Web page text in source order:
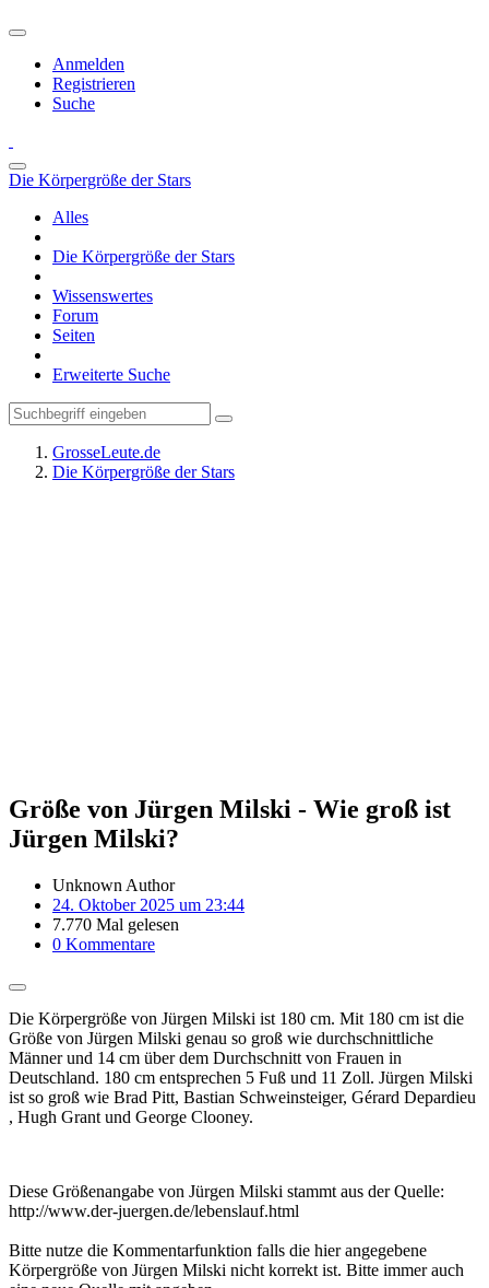
Anmelden
Registrieren
Suche
Die Körpergröße der Stars
Alles
Die Körpergröße der Stars
Wissenswertes
Forum
Seiten
Erweiterte Suche
GrosseLeute.de
Die Körpergröße der Stars
Größe von Jürgen Milski - Wie groß ist
Jürgen Milski?
Unknown Author
24. Oktober 2025 um 23:44
7.770 Mal gelesen
0 Kommentare
Die Körpergröße von Jürgen Milski ist 180 cm. Mit 180 cm ist die
Größe von Jürgen Milski genau so groß wie durchschnittliche
Männer und 14 cm über dem Durchschnitt von Frauen in
Deutschland. 180 cm entsprechen 5 Fuß und 11 Zoll. Jürgen Milski
ist so groß wie Brad Pitt, Bastian Schweinsteiger, Gérard Depardieu
, Hugh Grant und George Clooney.
Diese Größenangabe von Jürgen Milski stammt aus der Quelle:
http://www.der-juergen.de/lebenslauf.html
Bitte nutze die Kommentarfunktion falls die hier angegebene
Körpergröße von Jürgen Milski nicht korrekt ist. Bitte immer auch